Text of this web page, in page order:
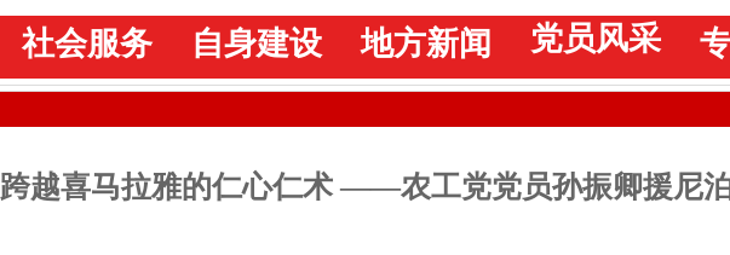
社会服务 自身建设 地方新闻 党员风采
跨越喜马拉雅的仁心仁术 ——农工党党员孙振卿援尼